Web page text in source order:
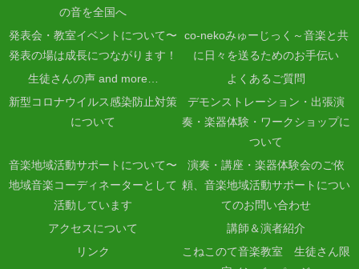
の音を全国へ
発表会・教室イベントについて〜
発表の場は成長につながります！
co-nekoみゅーじっく～音楽と共
に日々を送るためのお手伝い
生徒さんの声 and more…
よくあるご質問
新型コロナウイルス感染防止対策
について
デモンストレーション・出張演
奏・楽器体験・ワークショップに
ついて
音楽地域活動サポートについて〜
地域音楽コーディネーターとして
活動しています
演奏・講座・楽器体験会のご依
頼、音楽地域活動サポートについ
てのお問い合わせ
アクセスについて
講師＆演者紹介
リンク
こねこのて音楽教室 生徒さん限